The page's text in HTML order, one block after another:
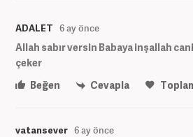
ADALET 6 ay önce
Allah sabır versin Babaya inşallah
çeker
Beğen
Cevapla
vatansever 6 ay önce